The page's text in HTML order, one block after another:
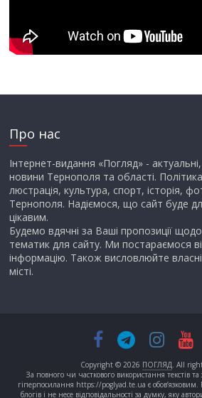
Про нас
Інтернет-видання «Погляд» - актуальні,
новини Тернополя та області.
люстрація, культура, спорт, історія,
Тернополя. Надіємося, що сайт буде
цікавим.
Будемо вдячні за Ваші пропозиції
тематик для сайту. Ми постараємося
інформацію. Також висловлюйте
місті.
Copyright © 2026 ПОГЛЯД . All
За повного чи часткового використання текстів
гіперпосилання https://poglyad.te.ua є обов’язковим.
блогів і не несе відповідальності за думку, яку